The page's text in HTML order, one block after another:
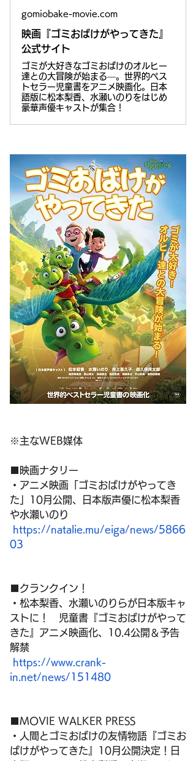
gomiobake-movie.com
映画『ゴミおばけがやってきた』
公式サイト
ゴミが大好きなゴミおばけのオルヒー
達との大冒険が始まる―。世界的ベス
トセラー児童書をアニメ映画化。日本
語版に松本梨香、水瀬いのりをはじめ
豪華声優キャストが集合！
※主なWEB媒体
■映画ナタリー
・アニメ映画「ゴミおばけがやってき
た」10月公開、日本版声優に松本梨香
や水瀬いのり
https://natalie.mu/eiga/news/5866
03
■クランクイン！
・松本梨香、水瀬いのりらが日本版キャ
ストに！　児童書『ゴミおばけがやって
きた』アニメ映画化、10.4公開＆予告
解禁
https://www.crank-
in.net/news/151480
■MOVIE WALKER PRESS
・人間とゴミおばけの友情物語『ゴミお
ばけがやってきた』10月公開決定！日